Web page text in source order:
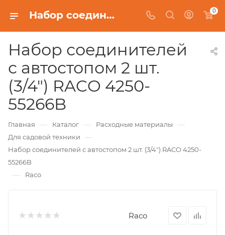
Набор соединителей с автостопом 2 шт. (3/4") RACO 4250-55266B 0
Набор соединителей
с автостопом 2 шт.
(3/4") RACO 4250-
55266B
Главная — Каталог — Расходные материалы —
Для садовой техники —
Набор соединителей с автостопом 2 шт. (3/4") RACO 4250-
55266B
— Raco
Raco